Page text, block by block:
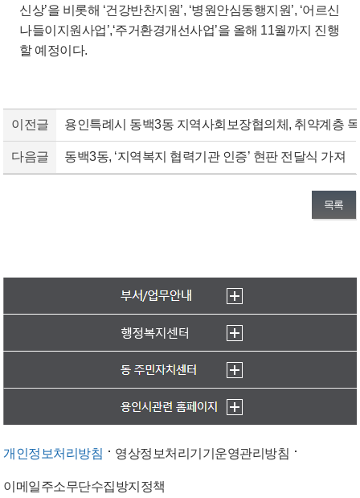
신상’을 비롯해 ‘건강반찬지원’, ‘병원안심동행지원’, ‘어르신
나들이지원사업’,‘주거환경개선사업’을 올해 11월까지 진행
할 예정이다.
이전글 용인특례시 동백3동 지역사회보장협의체, 취약계층
다음글 동백3동, ‘지역복지 협력기관 인증’ 현판 전달식 가져
목록
개인정보처리방침 영상정보처리기기운영관리방침
이메일주소무단수집방지정책